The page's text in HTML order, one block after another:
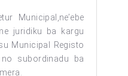
Municipal,ne’ebe
juridiku ba kargu
Municipal Registo
subordinadu ba